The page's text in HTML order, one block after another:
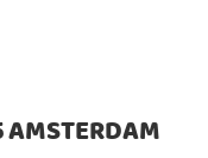
AMSTERDAM